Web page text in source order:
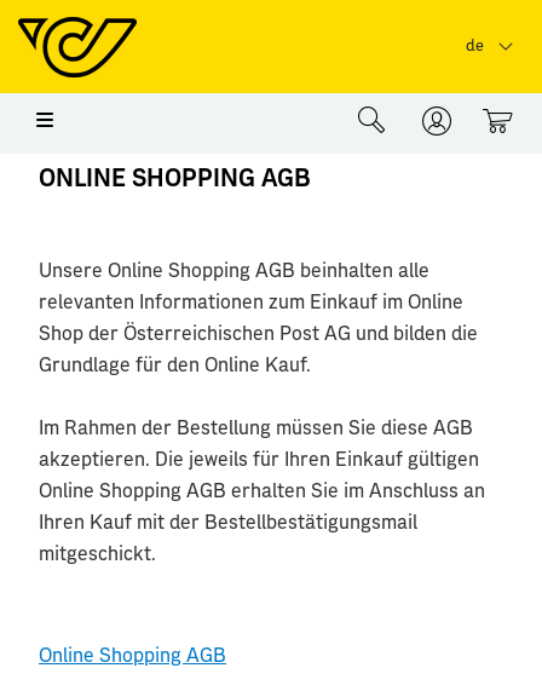
Springe zu Hauptinhalt
de
0
ONLINE SHOPPING AGB
Unsere Online Shopping AGB beinhalten alle
relevanten Informationen zum Einkauf im Online
Shop der Österreichischen Post AG und bilden die
Grundlage für den Online Kauf.
Im Rahmen der Bestellung müssen Sie diese AGB
akzeptieren. Die jeweils für Ihren Einkauf gültigen
Online Shopping AGB erhalten Sie im Anschluss an
Ihren Kauf mit der Bestellbestätigungsmail
mitgeschickt.
Online Shopping AGB